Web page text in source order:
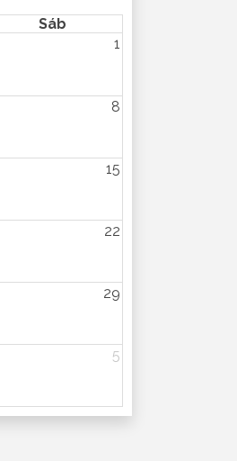
Sáb
1
8
feira
Dia 06/08/2026 - Quinta-feira
15
13/08/2026 - Quinta-feira
- Data de vencimento: Dia 14/08/2026
22
Dia 20/08/2026 - Quinta-feira
29
5